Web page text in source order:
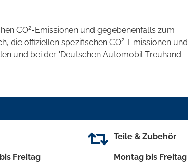
CO2-Emissionen und gegebenenfalls zum
die offiziellen spezifischen CO2-Emissionen und
und bei der 'Deutschen Automobil Treuhand
Freitag
Teile & Zubehör
Montag bis Freitag